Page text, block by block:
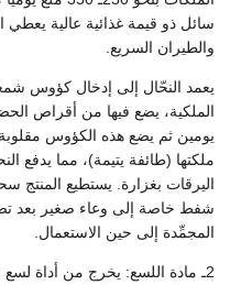
سائل ذو قيمة غذائية عالية يعطي
والطيران السريع.
يعمد النحّال إلى إدخال كؤوس
الملكية، يضع فيها من أقراص
يومين ثم يضع هذه الكؤوس
ملكتها (طائفة يتيمة)، مما يدفع
اليرقات بغزارة. يستطيع المنتج
شفط خاصة إلى وعاء صغير بعد
المجمِّدة إلى حين الاستعمال.
2ـ مادة اللسع: يخرج من أداة